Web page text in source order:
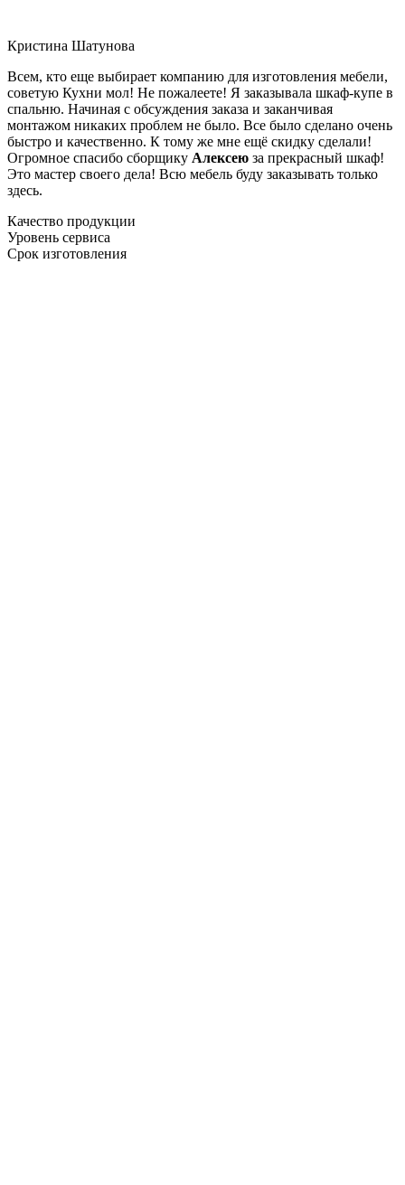
Кристина Шатунова
Всем, кто еще выбирает компанию для изготовления мебели,
советую Кухни мол! Не пожалеете! Я заказывала шкаф-купе в
спальню. Начиная с обсуждения заказа и заканчивая
монтажом никаких проблем не было. Все было сделано очень
быстро и качественно. К тому же мне ещё скидку сделали!
Огромное спасибо сборщику Алексею за прекрасный шкаф!
Это мастер своего дела! Всю мебель буду заказывать только
здесь.
Качество продукции
Уровень сервиса
Срок изготовления